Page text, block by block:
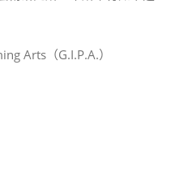
Arts（G.I.P.A.）